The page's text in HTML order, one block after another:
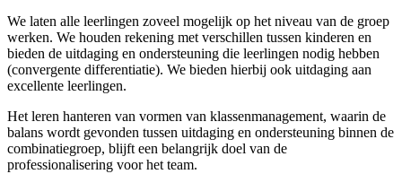
We laten alle leerlingen zoveel mogelijk op het niveau van de groep
werken. We houden rekening met verschillen tussen kinderen en
bieden de uitdaging en ondersteuning die leerlingen nodig hebben
(convergente differentiatie). We bieden hierbij ook uitdaging aan
excellente leerlingen.
Het leren hanteren van vormen van klassenmanagement, waarin de
balans wordt gevonden tussen uitdaging en ondersteuning binnen de
combinatiegroep, blijft een belangrijk doel van de
professionalisering voor het team.